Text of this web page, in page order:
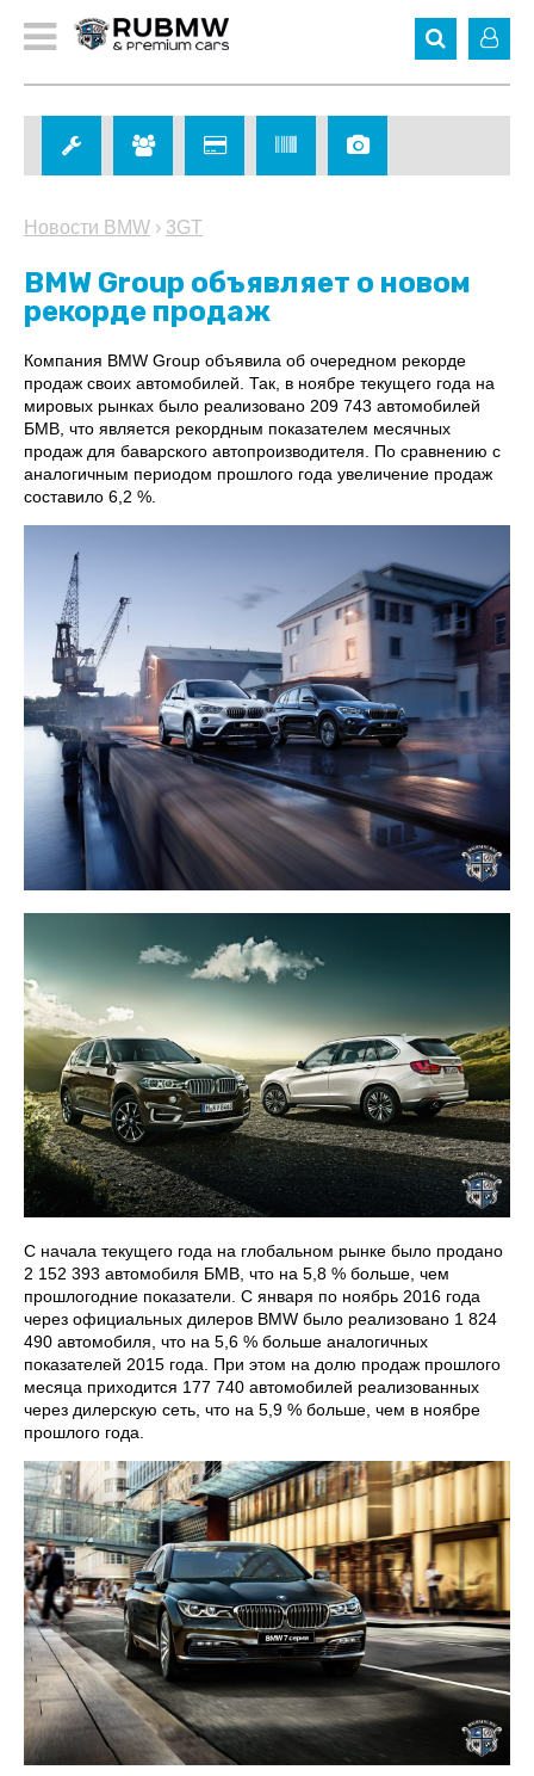
Новости BMW › 3GT
BMW Group объявляет о новом
рекорде продаж
Компания BMW Group объявила об очередном рекорде
продаж своих автомобилей. Так, в ноябре текущего года на
мировых рынках было реализовано 209 743 автомобилей
БМВ, что является рекордным показателем месячных
продаж для баварского автопроизводителя. По сравнению с
аналогичным периодом прошлого года увеличение продаж
составило 6,2 %.
С начала текущего года на глобальном рынке было продано
2 152 393 автомобиля БМВ, что на 5,8 % больше, чем
прошлогодние показатели. С января по ноябрь 2016 года
через официальных дилеров BMW было реализовано 1 824
490 автомобиля, что на 5,6 % больше аналогичных
показателей 2015 года. При этом на долю продаж прошлого
месяца приходится 177 740 автомобилей реализованных
через дилерскую сеть, что на 5,9 % больше, чем в ноябре
прошлого года.